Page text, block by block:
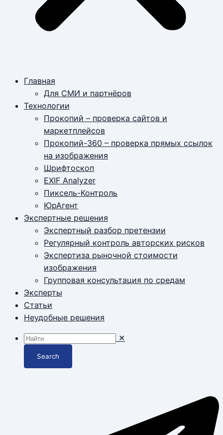
Главная
Для СМИ и партнёров
Технологии
Прокопий – проверка сайтов и
маркетплейсов
Прокопий-360 – проверка прямых ссылок
на изображения
Шрифтоскоп
EXIF Analyzer
Пиксель-Контроль
ЮрАгент
Экспертные решения
Экспертный разбор претензии
Регулярный контроль авторских рисков
Экспертиза рыночной стоимости
изображения
Групповая консультация по средам
Эксперты
Статьи
Неудобные решения
✕